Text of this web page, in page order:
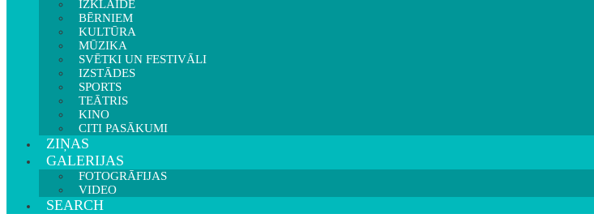
IZKLAIDE
BĒRNIEM
KULTŪRA
MŪZIKA
SVĒTKI UN FESTIVĀLI
IZSTĀDES
SPORTS
TEĀTRIS
KINO
CITI PASĀKUMI
ZIŅAS
GALERIJAS
FOTOGRĀFIJAS
VIDEO
SEARCH